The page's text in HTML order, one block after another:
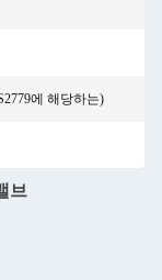
에 해당하는)
브